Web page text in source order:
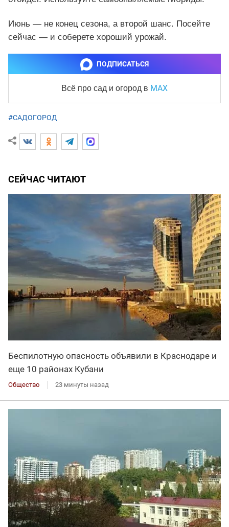
Июнь — не конец сезона, а второй шанс. Посейте
сейчас — и соберете хороший урожай.
ПОДПИСАТЬСЯ
Всё про сад и огород в MAX
#САДОГОРОД
СЕЙЧАС ЧИТАЮТ
Беспилотную опасность объявили в Краснодаре и
еще 10 районах Кубани
Общество 23 минуты назад